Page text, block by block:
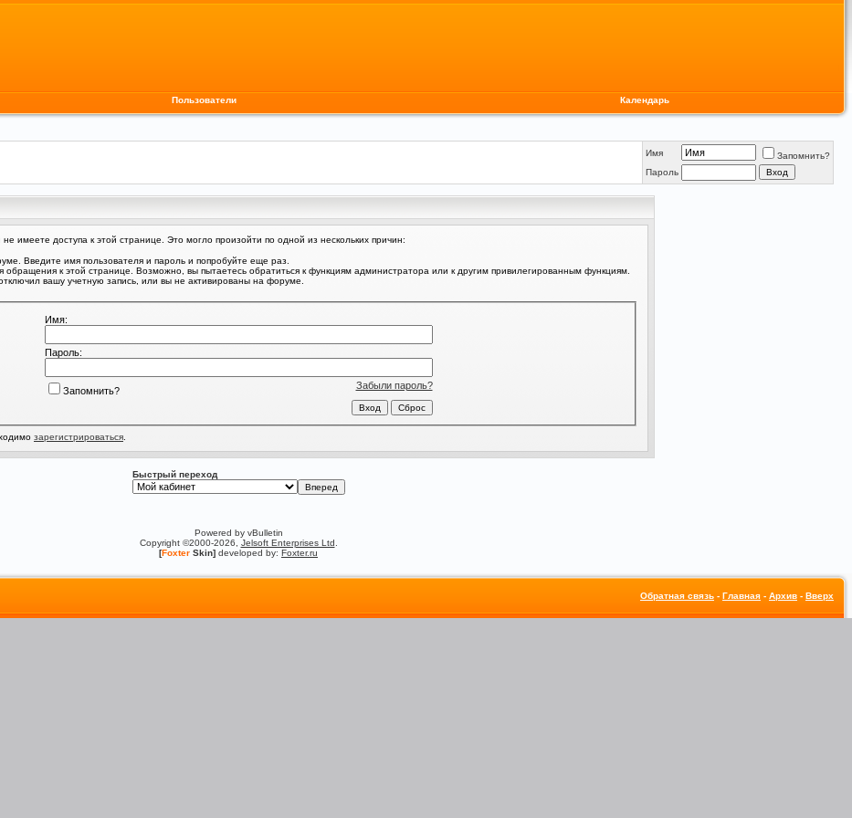
Пользователи Календарь
Имя
Запомнить?
Пароль
имеете доступа к этой странице. Это могло произойти по одной из нескольких причин:
Введите имя пользователя и пароль и попробуйте еще раз.
обращения к этой странице. Возможно, вы пытаетесь обратиться к функциям администратора или к другим привилегированным функциям.
вашу учетную запись, или вы не активированы на форуме.
Имя:
Пароль:
Забыли пароль?
Запомнить?
зарегистрироваться
Быстрый переход
Powered by vBulletin
Copyright ©2000-2026, Jelsoft Enterprises Ltd
[Foxter Skin] developed by: Foxter.ru
Обратная связь - Главная - Архив - Вверх